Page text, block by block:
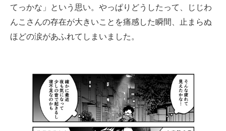
てっかな」という思い。やっぱりどうしたって、じじわ
んこさんの存在が大きいことを痛感した瞬間、止まらぬ
ほどの涙があふれてしまいました。